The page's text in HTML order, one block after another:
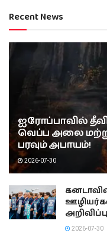
Recent News
ஐரோப்பாவில்
வெப்ப அலை
பரவும் அபாயம்!
2026-07-30
2026-07-30